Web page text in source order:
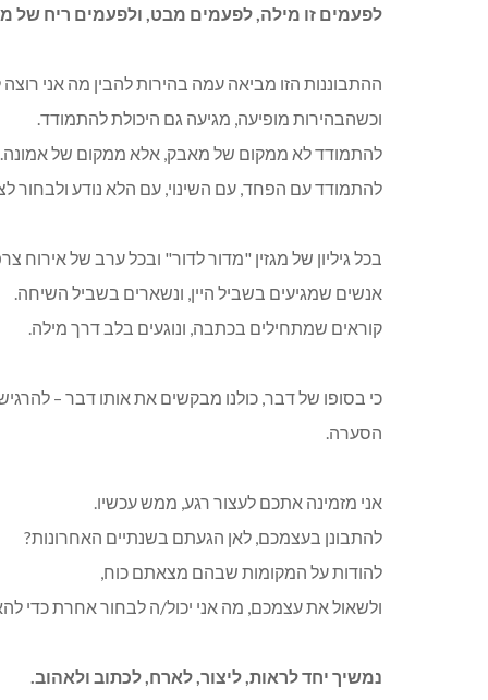
לפעמים זו מילה, לפעמים מבט, ולפעמים ריח של
ההתבוננות הזו מביאה עמה בהירות להבין מה אני
וכשהבהירות מופיעה, מגיעה גם היכולת להתמודד.
להתמודד לא ממקום של מאבק, אלא ממקום של אמונה.
להתמודד עם הפחד, עם השינוי, עם הלא נודע ולבחור
בכל גיליון של מגזין "מדור לדור" ובכל ערב של
אנשים שמגיעים בשביל היין, ונשארים בשביל השיחה.
קוראים שמתחילים בכתבה, ונוגעים בלב דרך מילה.
כי בסופו של דבר, כולנו מבקשים את אותו דבר –
הסערה.
אני מזמינה אתכם לעצור רגע, ממש עכשיו.
להתבונן בעצמכם, לאן הגעתם בשנתיים האחרונות?
להודות על המקומות שבהם מצאתם כוח,
ולשאול את עצמכם, מה אני יכול/ה לבחור אחרת כדי
נמשיך יחד לראות, ליצור, לארח, לכתוב ולאהוב.